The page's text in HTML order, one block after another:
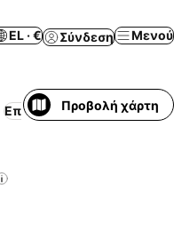
EL · € Σύνδεση Μενού
Επιπλωμένο διαμέρισμα
Προβολή χάρτη